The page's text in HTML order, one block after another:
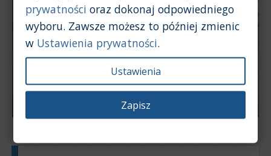
prywatności oraz dokonaj odpowiedniego
wyboru. Zawsze możesz to później zmienic
w Ustawienia prywatności.
Ustawienia
Zapisz